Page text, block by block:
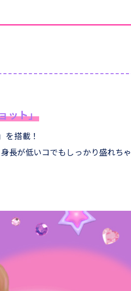
ット」
を搭載！
長が低いコでもしっかり盛れちゃ